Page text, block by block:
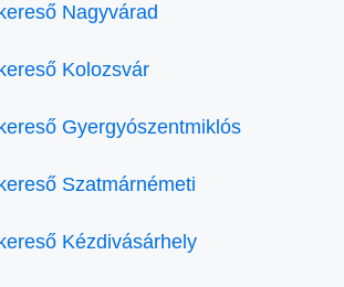
Nagyvárad
Kolozsvár
Gyergyószentmiklós
Szatmárnémeti
Kézdivásárhely